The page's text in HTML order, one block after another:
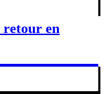
retour en